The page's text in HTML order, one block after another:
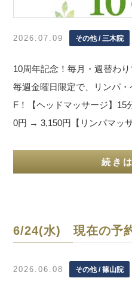
2026.07.09 その他 / 三木院
10周年記念！毎月・週替わ
毎週金曜日限定で、リンパ
F！【ヘッドマッサージ】15
0円 → 3,150円【リンパマッ
続き
6/24(水) 現在の予
2026.06.08 その他 / 篠山院